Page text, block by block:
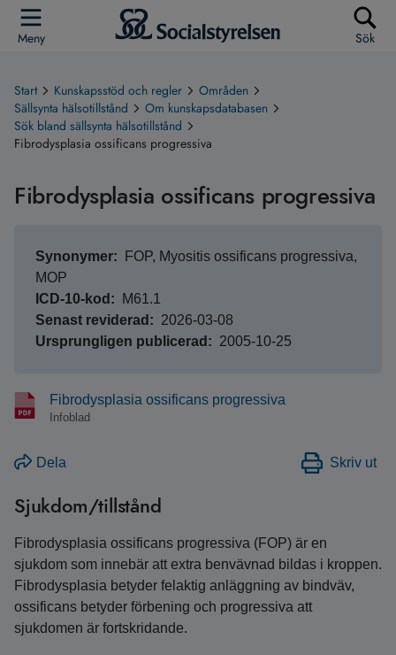
Meny Sök
Start Kunskapsstöd och regler
Områden
Sällsynta hälsotillstånd
Om kunskapsdatabasen
Sök bland sällsynta hälsotillstånd
Fibrodysplasia ossificans progressiva
Fibrodysplasia ossificans progressiva
Synonymer
FOP, Myositis ossificans progressiva,
MOP
ICD-10-kod
M61.1
Senast reviderad 2026-03-08
Ursprungligen publicerad 2005-10-25
Fibrodysplasia ossificans progressiva
Infoblad
Dela Skriv ut
Sjukdom/tillstånd
Fibrodysplasia ossificans progressiva (FOP) är en
sjukdom som innebär att extra benvävnad bildas i kroppen.
Fibrodysplasia betyder felaktig anläggning av bindväv,
ossificans betyder förbening och progressiva att
sjukdomen är fortskridande.